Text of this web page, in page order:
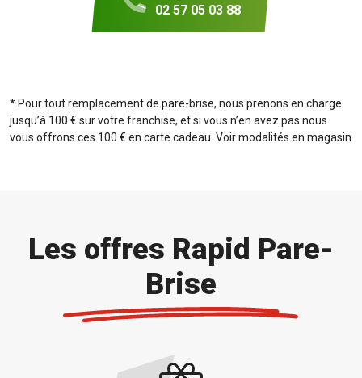
02 57 05 03 88
* Pour tout remplacement de pare-brise, nous prenons en charge
jusqu’à 100 € sur votre franchise, et si vous n’en avez pas nous
vous offrons ces 100 € en carte cadeau. Voir modalités en magasin
Les offres Rapid Pare-
Brise